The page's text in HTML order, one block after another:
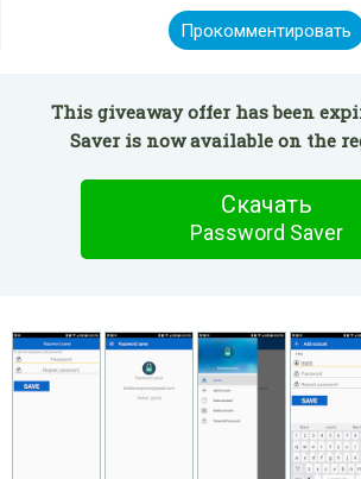
Прокомментировать
This giveaway offer has been
Saver is now available on the
Скачать
Password Saver